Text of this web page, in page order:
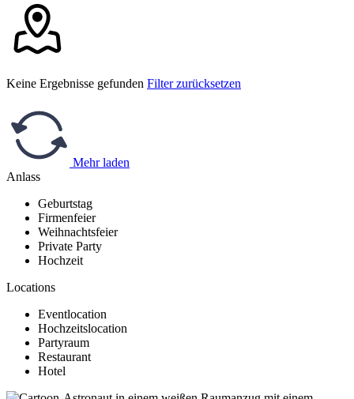
Keine Ergebnisse gefunden Filter zurücksetzen
Mehr laden
Anlass
Geburtstag
Firmenfeier
Weihnachtsfeier
Private Party
Hochzeit
Locations
Eventlocation
Hochzeitslocation
Partyraum
Restaurant
Hotel